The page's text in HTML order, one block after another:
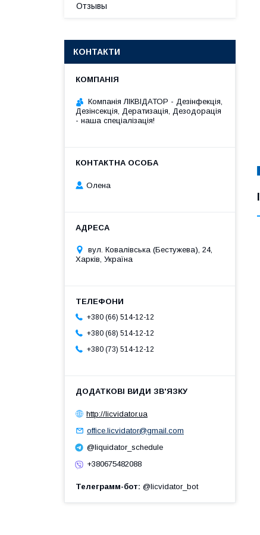
Отзывы
КОНТАКТИ
Компанія ЛІКВІДАТОР - Дезінфекція,
Дезінсекція, Дератизація, Дезодорація
- наша спеціалізація!
Олена
вул. Ковалівська (Бестужева), 24,
Харків, Україна
+380 (66) 514-12-12
+380 (68) 514-12-12
+380 (73) 514-12-12
http://licvidator.ua
office.licvidator@gmail.com
@liquidator_schedule
+380675482088
Телеграмм-бот @licvidator_bot